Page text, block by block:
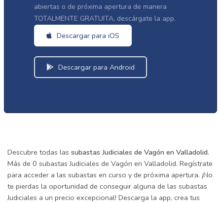
abiertas o de próxima apertura de manera
TOTALMENTE GRATUITA, descárgate la app.
Descargar para iOS
Descargar para Android
Descubre todas las subastas Judiciales de Vagón en Valladolid.
Más de 0 subastas Judiciales de Vagón en Valladolid. Regístrate
para acceder a las subastas en curso y de próxima apertura. ¡No
te pierdas la oportunidad de conseguir alguna de las subastas
Judiciales a un precio excepcional! Descarga la app, crea tus